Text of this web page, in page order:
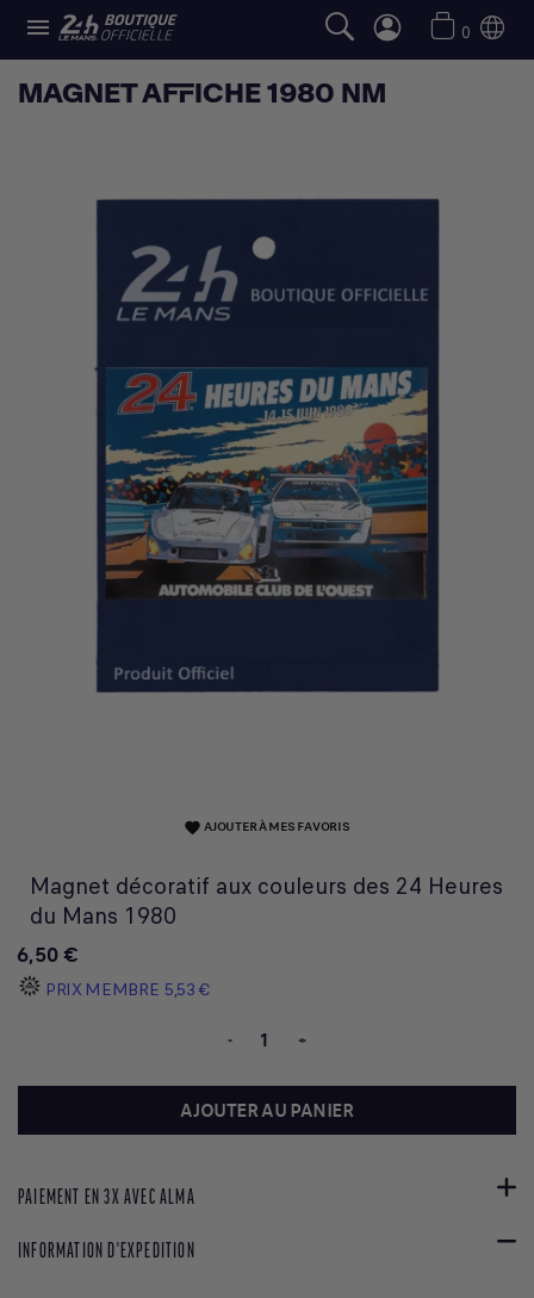
 0
MAGNET AFFICHE 1980 NM
favorite AJOUTER À MES FAVORIS
Magnet décoratif aux couleurs des 24 Heures
du Mans 1980
6,50 €
PRIX MEMBRE 5,53 €
- +
AJOUTER AU PANIER
PAIEMENT EN 3X AVEC ALMA
INFORMATION D'EXPEDITION